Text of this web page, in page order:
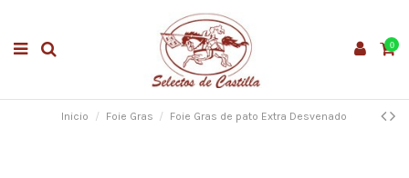
0
Inicio Foie Gras Foie Gras de pato Extra Desvenado